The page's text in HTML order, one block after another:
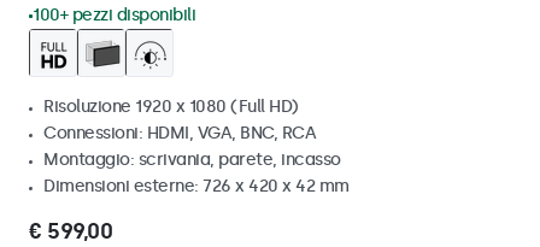
100+ pezzi disponibili
Risoluzione 1920 x 1080 (Full HD)
Connessioni: HDMI, VGA, BNC, RCA
Montaggio: scrivania, parete, incasso
Dimensioni esterne: 726 x 420 x 42 mm
€ 599,00